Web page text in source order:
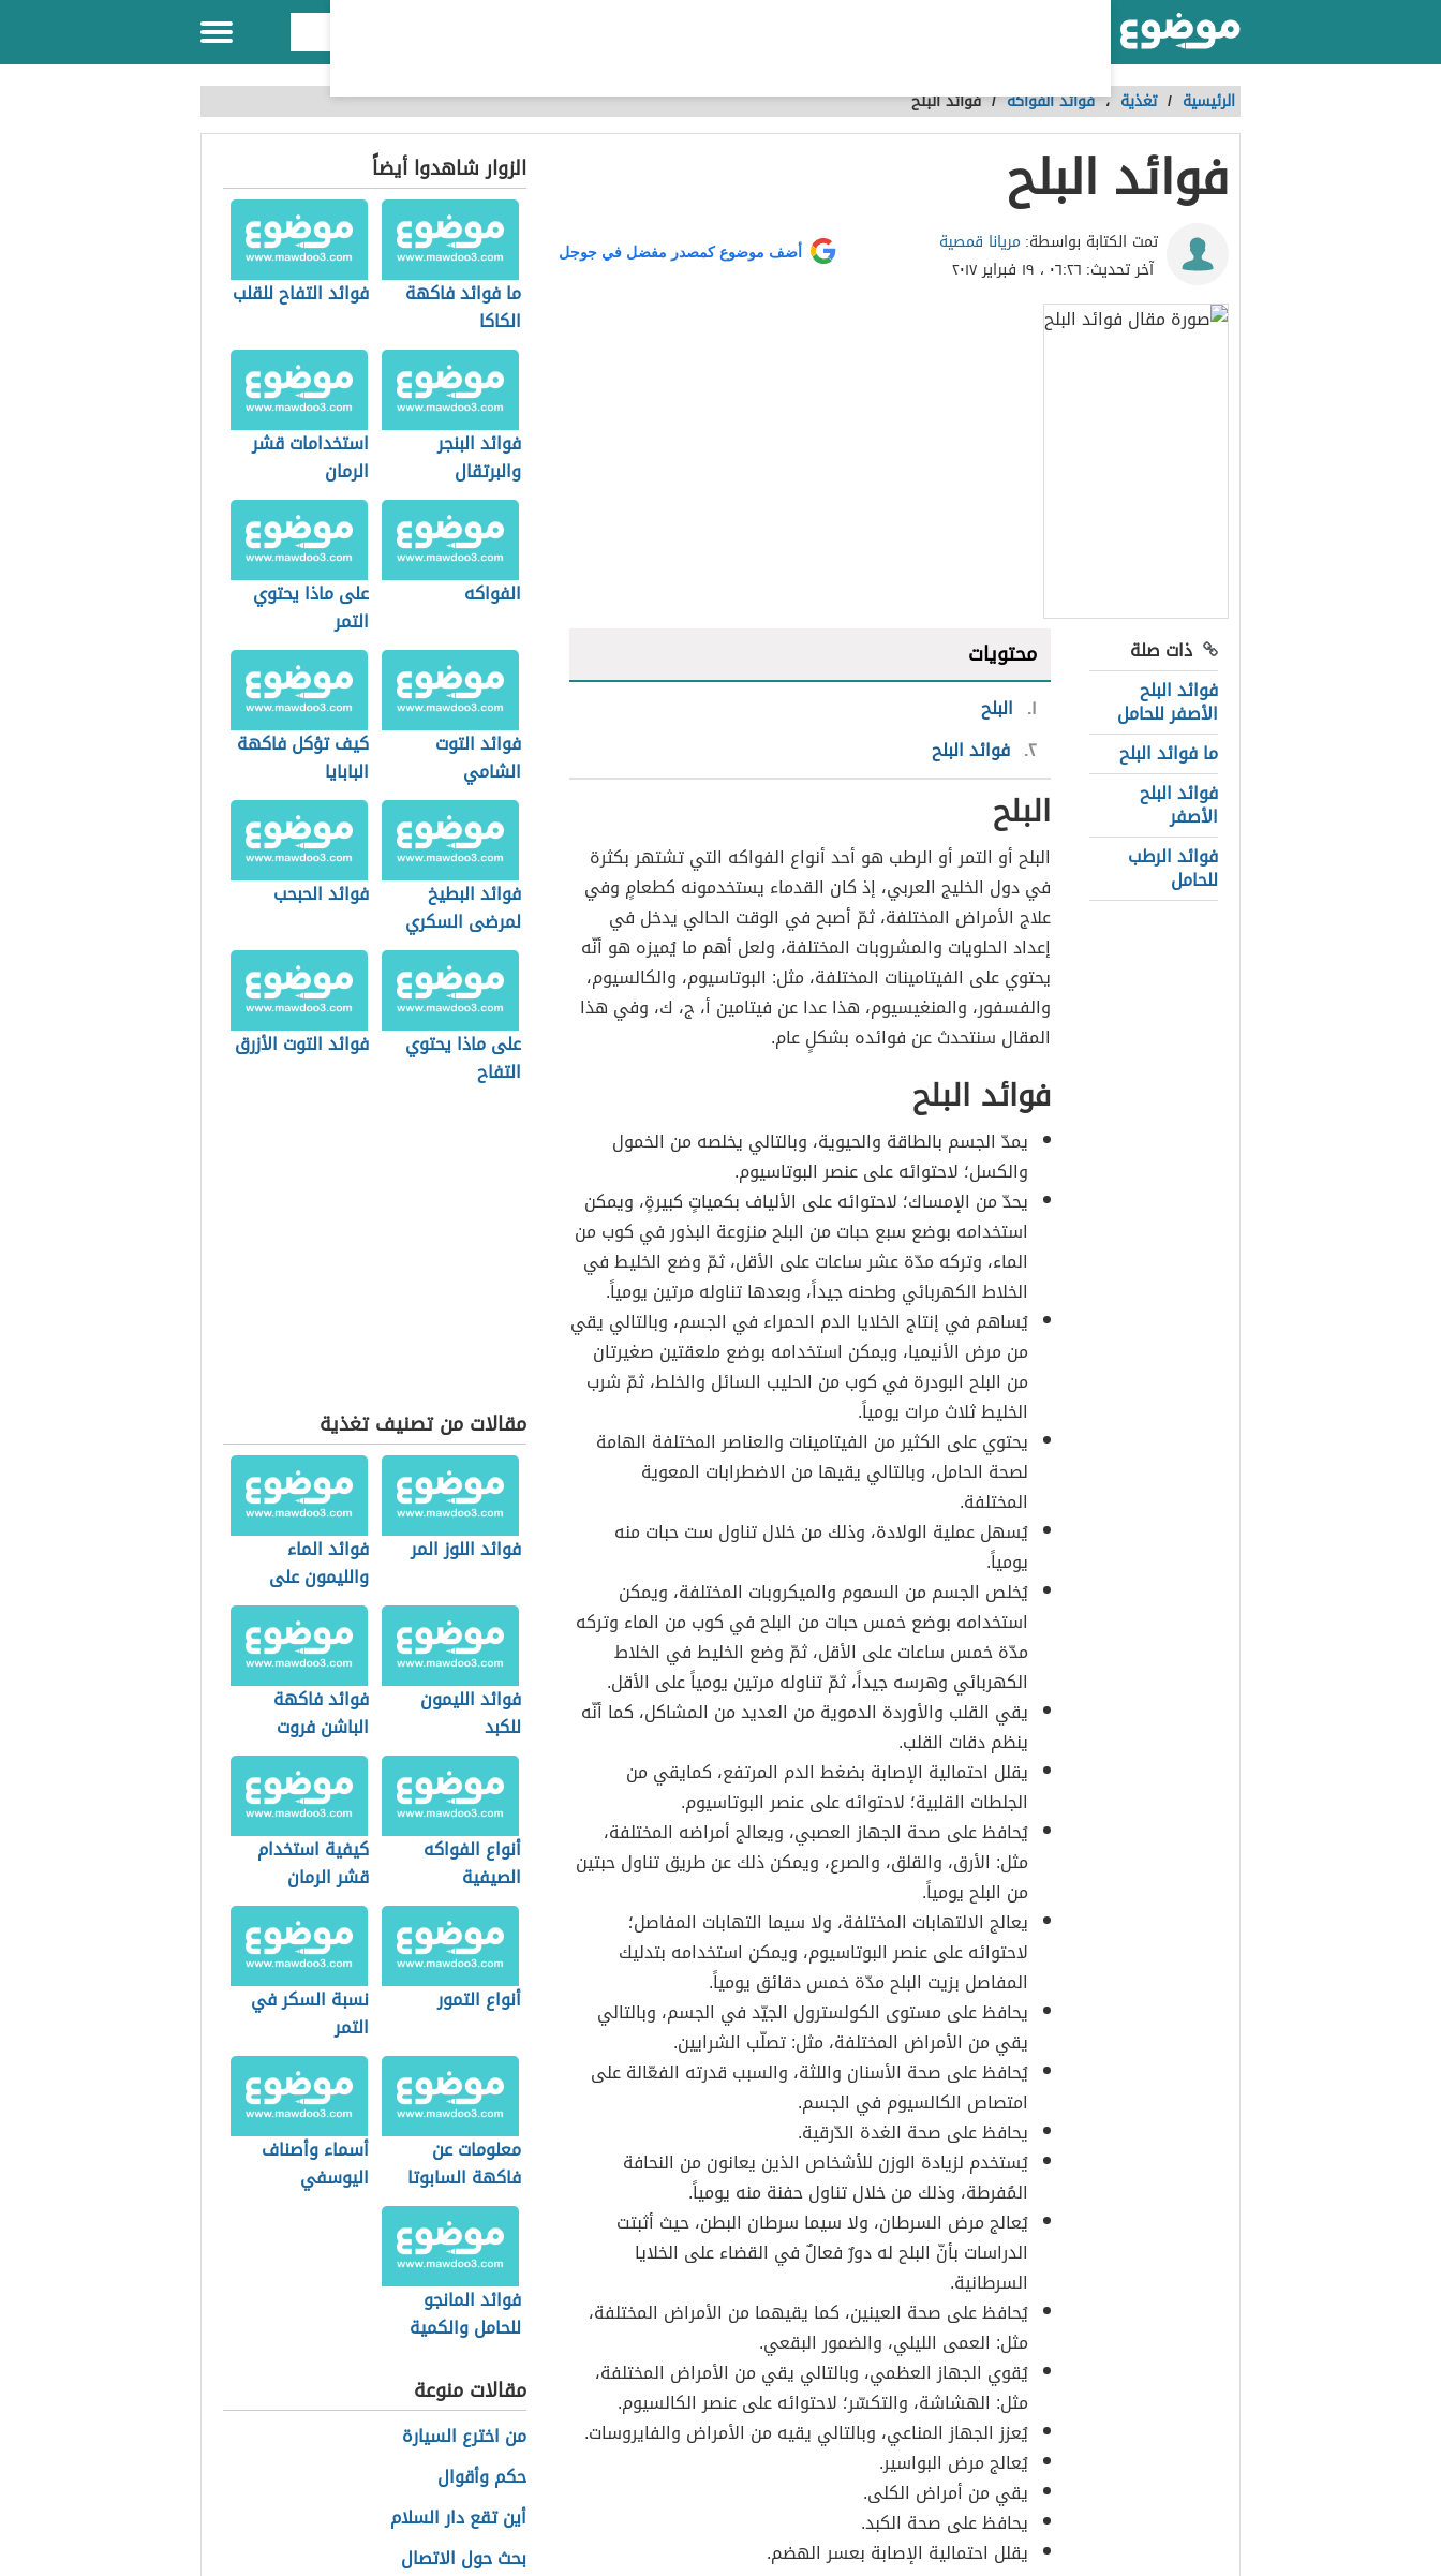
الرئيسية / تغذية ،فوائد الفواكه /فوائد البلح
فوائد البلح
تمت الكتابة بواسطة: مريانا قمصية
آخر تحديث: ٠٦:٢٦ ، ١٩ فبراير ٢٠١٧
أضف موضوع كمصدر مفضل في جوجل
ذات صلة
فوائد البلح
الأصفر للحامل
ما فوائد البلح
فوائد البلح
الأصفر
فوائد الرطب
للحامل
محتويات
١ البلح
٢ فوائد البلح
البلح
البلح أو التمر أو الرطب هو أحد أنواع الفواكه التي تشتهر بكثرة
في دول الخليج العربي، إذ كان القدماء يستخدمونه كطعامٍ وفي
علاج الأمراض المختلفة، ثمّ أصبح في الوقت الحالي يدخل في
إعداد الحلويات والمشروبات المختلفة، ولعل أهم ما يُميزه هو أنّه
يحتوي على الفيتامينات المختلفة، مثل: البوتاسيوم، والكالسيوم،
والفسفور، والمنغيسيوم، هذا عدا عن فيتامين أ، ج، ك، وفي هذا
المقال سنتحدث عن فوائده بشكلٍ عام.
فوائد البلح
يمدّ الجسم بالطاقة والحيوية، وبالتالي يخلصه من الخمول
والكسل؛ لاحتوائه على عنصر البوتاسيوم.
يحدّ من الإمساك؛ لاحتوائه على الألياف بكمياتٍ كبيرةٍ، ويمكن
استخدامه بوضع سبع حبات من البلح منزوعة البذور في كوب من
الماء، وتركه مدّة عشر ساعات على الأقل، ثمّ وضع الخليط في
الخلاط الكهربائي وطحنه جيداً، وبعدها تناوله مرتين يومياً.
يُساهم في إنتاج الخلايا الدم الحمراء في الجسم، وبالتالي يقي
من مرض الأنيميا، ويمكن استخدامه بوضع ملعقتين صغيرتان
من البلح البودرة في كوب من الحليب السائل والخلط، ثمّ شرب
الخليط ثلاث مرات يومياً.
يحتوي على الكثير من الفيتامينات والعناصر المختلفة الهامة
لصحة الحامل، وبالتالي يقيها من الاضطرابات المعوية
المختلفة.
يُسهل عملية الولادة، وذلك من خلال تناول ست حبات منه
يومياً.
يُخلص الجسم من السموم والميكروبات المختلفة، ويمكن
استخدامه بوضع خمس حبات من البلح في كوب من الماء وتركه
مدّة خمس ساعات على الأقل، ثمّ وضع الخليط في الخلاط
الكهربائي وهرسه جيداً، ثمّ تناوله مرتين يومياً على الأقل.
يقي القلب والأوردة الدموية من العديد من المشاكل، كما أنّه
ينظم دقات القلب.
يقلل احتمالية الإصابة بضغط الدم المرتفع، كمايقي من
الجلطات القلبية؛ لاحتوائه على عنصر البوتاسيوم.
يُحافظ على صحة الجهاز العصبي، ويعالج أمراضه المختلفة،
مثل: الأرق، والقلق، والصرع، ويمكن ذلك عن طريق تناول حبتين
من البلح يومياً.
يعالج الالتهابات المختلفة، ولا سيما التهابات المفاصل؛
لاحتوائه على عنصر البوتاسيوم، ويمكن استخدامه بتدليك
المفاصل بزيت البلح مدّة خمس دقائق يومياً.
يحافظ على مستوى الكولسترول الجيّد في الجسم، وبالتالي
يقي من الأمراض المختلفة، مثل: تصلّب الشرايين.
يُحافظ على صحة الأسنان واللثة، والسبب قدرته الفعّالة على
امتصاص الكالسيوم في الجسم.
يحافظ على صحة الغدة الدّرقية.
يُستخدم لزيادة الوزن للأشخاص الذين يعانون من النحافة
المُفرطة، وذلك من خلال تناول حفنة منه يومياً.
يُعالج مرض السرطان، ولا سيما سرطان البطن، حيث أثبتت
الدراسات بأنّ البلح له دورٌ فعالٌ في القضاء على الخلايا
السرطانية.
يُحافظ على صحة العينين، كما يقيهما من الأمراض المختلفة،
مثل: العمى الليلي، والضمور البقعي.
يُقوي الجهاز العظمي، وبالتالي يقي من الأمراض المختلفة،
مثل: الهشاشة، والتكسّر؛ لاحتوائه على عنصر الكالسيوم.
يُعزز الجهاز المناعي، وبالتالي يقيه من الأمراض والفايروسات.
يُعالج مرض البواسير.
يقي من أمراض الكلى.
يحافظ على صحة الكبد.
يقلل احتمالية الإصابة بعسر الهضم.
الزوار شاهدوا أيضاً
ما فوائد فاكهة
الكاكا
فوائد التفاح للقلب
فوائد البنجر
والبرتقال
استخدامات قشر
الرمان
الفواكه
على ماذا يحتوي
التمر
فوائد التوت
الشامي
كيف تؤكل فاكهة
البابايا
فوائد البطيخ
لمرضى السكري
فوائد الحبحب
على ماذا يحتوي
التفاح
فوائد التوت الأزرق
مقالات من تصنيف تغذية
فوائد اللوز المر
فوائد الماء
والليمون على
الريق
فوائد الليمون
للكبد
فوائد فاكهة
الباشن فروت
أنواع الفواكه
الصيفية
كيفية استخدام
قشر الرمان
أنواع التمور
نسبة السكر في
التمر
معلومات عن
فاكهة السابوتا
أسماء وأصناف
اليوسفي
فوائد المانجو
للحامل والكمية
مقالات منوعة
من اخترع السيارة
حكم وأقوال
أين تقع دار السلام
بحث حول الاتصال